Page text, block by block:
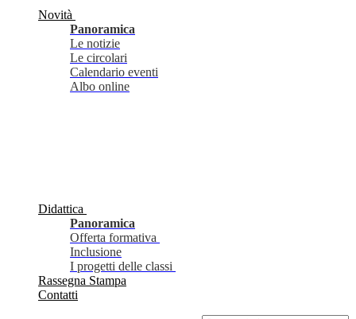
Novità
Panoramica
Le notizie
Le circolari
Calendario eventi
Albo online
Didattica
Panoramica
Offerta formativa
Inclusione
I progetti delle classi
Rassegna Stampa
Contatti